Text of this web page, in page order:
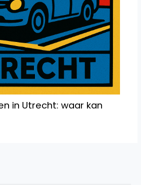
in Utrecht: waar kan